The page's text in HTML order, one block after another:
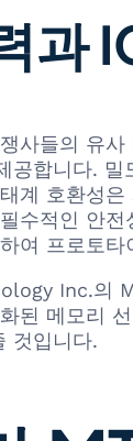
과
사들의 유
공합니다.
계 호환성
수적인 안
여 프로토
Inc.의
된 메모리
것입니다.